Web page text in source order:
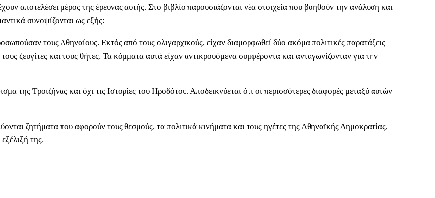
αποτελέσει μέρος της έρευνας αυτής. Στο βιβλίο παρουσιάζονται νέα στοιχεία που βοηθούν την ανάλυση και
συνοψίζονται ως εξής:
τους Αθηναίους. Εκτός από τους ολιγαρχικούς, είχαν διαμορφωθεί δύο ακόμα πολιτικές παρατάξεις
ζευγίτες και τους θήτες. Τα κόμματα αυτά είχαν αντικρουόμενα συμφέροντα και ανταγωνίζονταν για την
της Τροιζήνας και όχι τις Ιστορίες του Ηροδότου. Αποδεικνύεται ότι οι περισσότερες διαφορές μεταξύ αυτών
ζητήματα που αφορούν τους θεσμούς, τα πολιτικά κινήματα και τους ηγέτες της Αθηναϊκής Δημοκρατίας,
της.